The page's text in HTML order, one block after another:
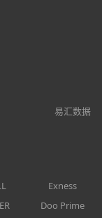
易汇数据
Exness
Doo Prime